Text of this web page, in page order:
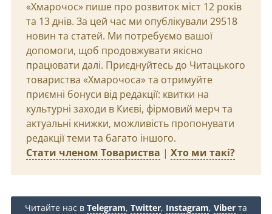
«Хмарочос» пише про розвиток міст 12 років
та 13 днів. За цей час ми опублікували 29518
новин та статей. Ми потребуємо вашої
допомоги, щоб продовжувати якісно
працювати далі. Приєднуйтесь до Читацького
товариства «Хмарочоса» та отримуйте
приємні бонуси від редакції: квитки на
культурні заходи в Києві, фірмовий мерч та
актуальні книжки, можливість пропонувати
редакції теми та багато іншого.
Стати членом Товариства | Хто ми такі?
Читайте нас в Telegram, Twitter, Instagram, Viber та